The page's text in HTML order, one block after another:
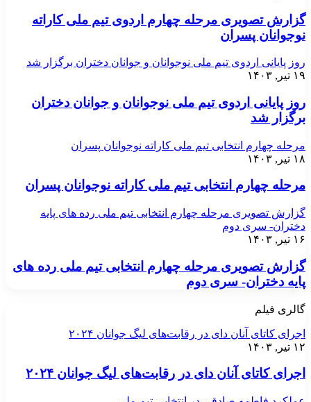
گزارش تصویری مرحله چهارم اردوی تیم ملی کاراته
نوجوانان پسران
روز پایانی اردوی تیم ملی نوجوانان و جوانان دختران برگزار شد
۱۹ تیر, ۱۴۰۳
روز پایانی اردوی تیم ملی نوجوانان و جوانان دختران
برگزار شد
مرحله چهارم انتخابی تیم ملی کاراته نوجوانان پسران
۱۸ تیر, ۱۴۰۳
مرحله چهارم انتخابی تیم ملی کاراته نوجوانان پسران
گزارش تصویری مرحله چهارم انتخابی تیم ملی رده های پایه
دختران- سری دوم
۱۶ تیر, ۱۴۰۳
گزارش تصویری مرحله چهارم انتخابی تیم ملی رده های
پایه دختران- سری دوم
گالری فیلم
اجرای کاتای آنان دای در رقابت‌های لیگ جوانان ۲۰۲۴
۱۲ تیر, ۱۴۰۳
اجرای کاتای آنان دای در رقابت‌های لیگ جوانان ۲۰۲۴